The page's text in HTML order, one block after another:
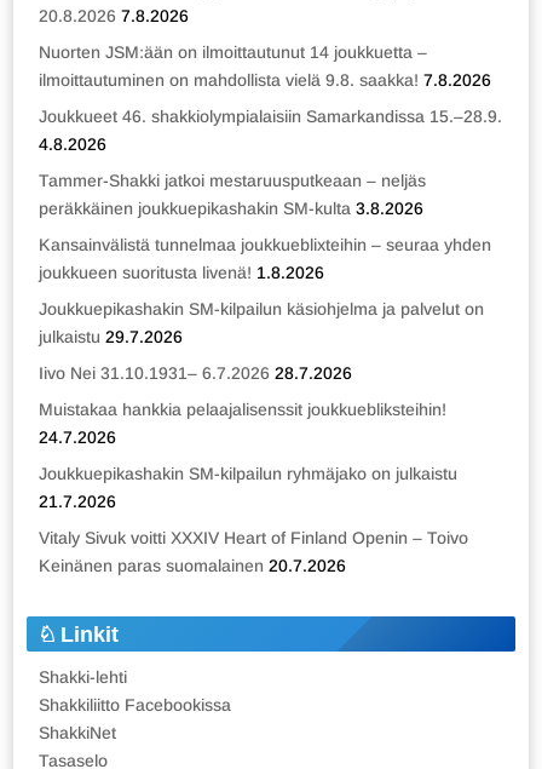
20.8.2026 7.8.2026
Nuorten JSM:ään on ilmoittautunut 14 joukkuetta –
ilmoittautuminen on mahdollista vielä 9.8. saakka! 7.8.2026
Joukkueet 46. shakkiolympialaisiin Samarkandissa 15.–28.9.
4.8.2026
Tammer-Shakki jatkoi mestaruusputkeaan – neljäs
peräkkäinen joukkuepikashakin SM-kulta 3.8.2026
Kansainvälistä tunnelmaa joukkueblixteihin – seuraa yhden
joukkueen suoritusta livenä! 1.8.2026
Joukkuepikashakin SM-kilpailun käsiohjelma ja palvelut on
julkaistu 29.7.2026
Iivo Nei 31.10.1931– 6.7.2026 28.7.2026
Muistakaa hankkia pelaajalisenssit joukkuebliksteihin!
24.7.2026
Joukkuepikashakin SM-kilpailun ryhmäjako on julkaistu
21.7.2026
Vitaly Sivuk voitti XXXIV Heart of Finland Openin – Toivo
Keinänen paras suomalainen 20.7.2026
Linkit
Shakki-lehti
Shakkiliitto Facebookissa
ShakkiNet
Tasaselo